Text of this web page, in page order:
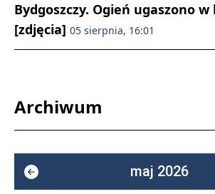
Bydgoszczy. Ogień ugaszono
[zdjęcia] 05 sierpnia, 16:01
Archiwum
maj 2026